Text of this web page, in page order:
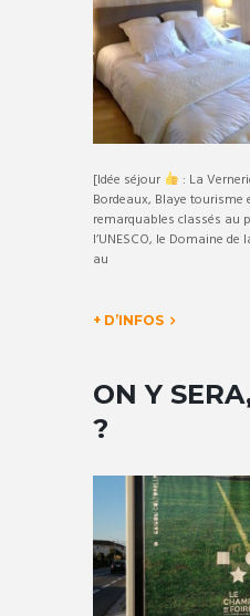
[Idée séjour
: La
Bordeaux, Blaye
remarquables classés au
l’UNESCO, le Domaine
au
+ D’INFOS
ON Y
?